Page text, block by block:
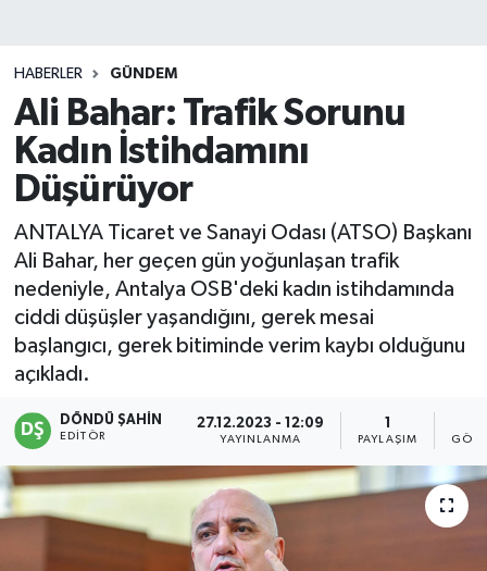
HABERLER GÜNDEM
Ali Bahar: Trafik Sorunu
Kadın İstihdamını
Düşürüyor
ANTALYA Ticaret ve Sanayi Odası (ATSO) Başkanı
Ali Bahar, her geçen gün yoğunlaşan trafik
nedeniyle, Antalya OSB'deki kadın istihdamında
ciddi düşüşler yaşandığını, gerek mesai
başlangıcı, gerek bitiminde verim kaybı olduğunu
açıkladı.
DÖNDÜ ŞAHİN
EDITÖR
27.12.2023 - 12:09
YAYINLANMA
1
PAYLAŞIM